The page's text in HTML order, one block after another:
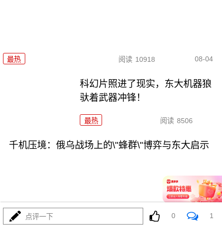
最热 阅读 10918 08-04
科幻片照进了现实，东大机器狼
驮着武器冲锋！
最热 阅读 8506
千机压境：俄乌战场上的\"蜂群\"博弈与东大启示
最热 08-04
点评一下 0 1